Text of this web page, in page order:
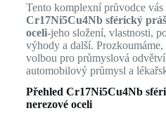
Tento komplexní průvodce vás
Cr17Ni5Cu4Nb sférický
oceli-jeho složení, vlastnosti,
výhody a další. Prozkoumáme,
volbou pro průmyslová
automobilový průmysl a
Přehled Cr17Ni5Cu4Nb
nerezové oceli